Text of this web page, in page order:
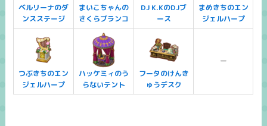
ベルリーナのダ
ンスステージ
まいこちゃんの
さくらブランコ
DJ K.KのDJブ
ース
まめきちのエン
ジェルハープ
つぶきちのエン
ジェルハープ
ハッケミィのう
らないテント
フータのけんき
ゅうデスク
ー